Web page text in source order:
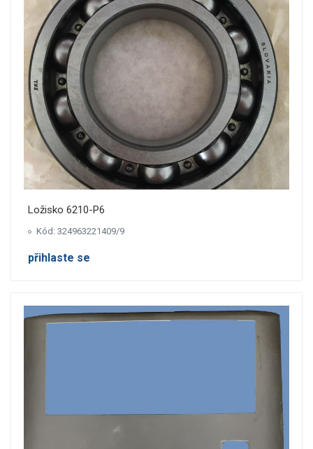
Ložisko 6210-P6
Kód: 324963221409/9
přihlaste se